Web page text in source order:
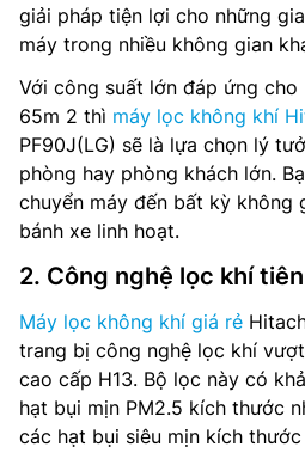
giải pháp tiện lợi cho những
máy trong nhiều không gian
Với công suất lớn đáp ứng
65m 2 thì máy lọc không khí
PF90J(LG) sẽ là lựa chọn lý
phòng hay phòng khách lớn.
chuyển máy đến bất kỳ không
bánh xe linh hoạt.
2. Công nghệ lọc khí
Máy lọc không khí giá rẻ
trang bị công nghệ lọc khí
cao cấp H13. Bộ lọc này có
hạt bụi mịn PM2.5 kích thước
các hạt bụi siêu mịn kích